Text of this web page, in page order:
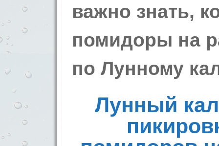
важно знать,
помидоры на
по Лунному
Лунный